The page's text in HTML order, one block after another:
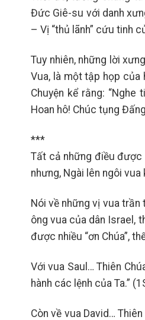
Đức Giê-su với danh
– Vị “thủ lãnh” cứu tinh
Tuy nhiên, những lời
Vua, là một tập họp của
Chuyện kể rằng:
Hoan hô! Chúc tụng
***
Tất cả những điều được
nhưng, Ngài lên ngôi
Nói về những vị vua trần
ông vua của dân Israel,
được nhiều “ơn Chúa”,
Với vua Saul… Thiên
hành các lệnh của Ta.”
Còn về vua David…